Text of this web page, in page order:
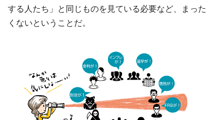
する人たち」と同じものを見ている必要など、まった
くないということだ。